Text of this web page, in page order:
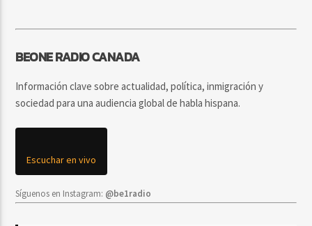
BEONE RADIO CANADA
Información clave sobre actualidad, política, inmigración y
sociedad para una audiencia global de habla hispana.
Escuchar en vivo
Síguenos en Instagram: @be1radio